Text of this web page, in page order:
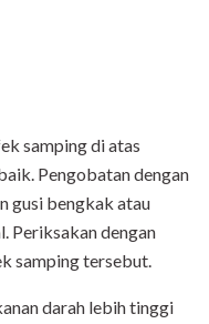
samping di atas
Pengobatan dengan
gusi bengkak atau
Periksakan dengan
samping tersebut.
darah lebih tinggi